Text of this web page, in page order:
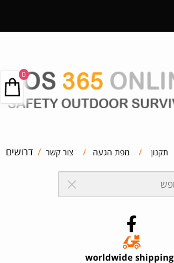
תקנון / מפת הגעה / צור קשר / דרושים
worldwide shipping
0